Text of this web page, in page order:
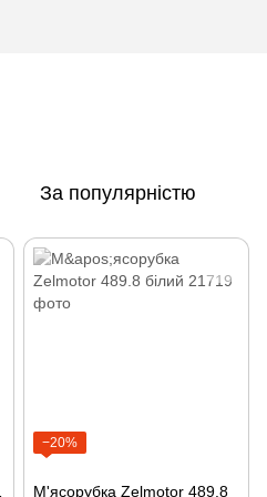
За популярністю
−20%
М'ясорубка Zelmotor 489.8